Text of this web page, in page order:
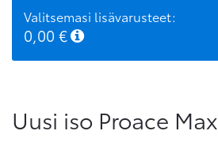
Valitsemasi lisävarusteet:
0,00 €
Uusi iso Proace Max